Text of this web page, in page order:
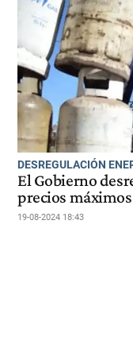
DESREGULACIÓN
El Gobierno
precios
19-08-2024 18:43